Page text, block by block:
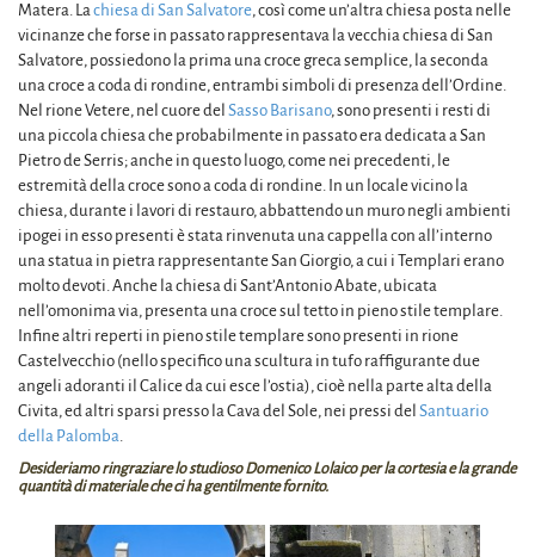
Matera. Lachiesa di San Salvatore, così come un’altra chiesa posta nelle
vicinanze che forse in passato rappresentava la vecchia chiesa di San
Salvatore, possiedono la prima una croce greca semplice, la seconda
una croce a coda di rondine, entrambi simboli di presenza dell’Ordine.
Nel rione Vetere, nel cuore del Sasso Barisano, sono presenti i resti di
una piccola chiesa che probabilmente in passato era dedicata a San
Pietro de Serris; anche in questo luogo, come nei precedenti, le
estremità della croce sono a coda di rondine. In un locale vicino la
chiesa, durante i lavori di restauro, abbattendo un muro negli ambienti
ipogei in esso presenti è stata rinvenuta una cappella con all’interno
una statua in pietra rappresentante San Giorgio, a cui i Templari erano
molto devoti. Anche la chiesa di Sant’Antonio Abate, ubicata
nell’omonima via, presenta una croce sul tetto in pieno stile templare.
Infine altri reperti in pieno stile templare sono presenti in rione
Castelvecchio (nello specifico una scultura in tufo raffigurante due
angeli adoranti il Calice da cui esce l’ostia), cioè nella parte alta della
Civita, ed altri sparsi presso la Cava del Sole, nei pressi del Santuario
della Palomba.
Desideriamo ringraziare lo studioso Domenico Lolaico per la cortesia e la grande
quantità di materiale che ci ha gentilmente fornito.